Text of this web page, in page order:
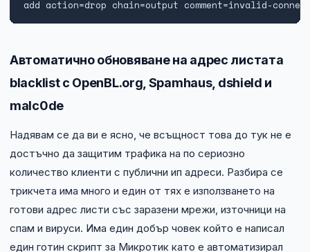
add action=drop chain=output comment=invalid-
Автоматично обновяване на адрес листата
blacklist с OpenBL.org, Spamhaus, dshield и
malc0de
Надявам се да ви е ясно, че всъщност това до тук не е
достъчно да защитим трафика на по сериозно
количество клиенти с публични ип адреси. Разбира се
трикчета има много и един от тях е използването на
готови адрес листи със заразени мрежи, източници на
спам и вируси. Има един добър човек който е написал
един готин скрипт за Микротик като е автоматизирал